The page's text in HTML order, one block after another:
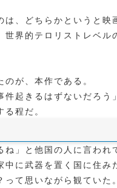
、どちらかというと
界的テロリストレベ
が、本作である。
件起きるはずないだろ
程だ。
ね」と他国の人に言われ
に武器を置く国に住み
て思いながら観ていた。